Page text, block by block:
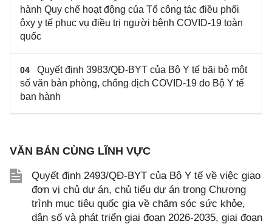
hành Quy chế hoạt động của Tổ công tác điều phối
ôxy y tế phục vụ điều trị người bệnh COVID-19 toàn
quốc
04
Quyết định 3983/QĐ-BYT của Bộ Y tế bãi bỏ một
số văn bản phòng, chống dịch COVID-19 do Bộ Y tế
ban hành
VĂN BẢN CÙNG LĨNH VỰC
Quyết định 2493/QĐ-BYT của Bộ Y tế về việc giao
đơn vị chủ dự án, chủ tiểu dự án trong Chương
trình mục tiêu quốc gia về chăm sóc sức khỏe,
dân số và phát triển giai đoạn 2026-2035, giai đoạn